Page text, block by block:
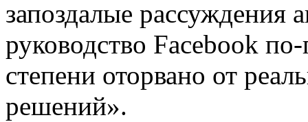
запоздалые рассуждения
руководство Facebook
степени оторвано от
решений».